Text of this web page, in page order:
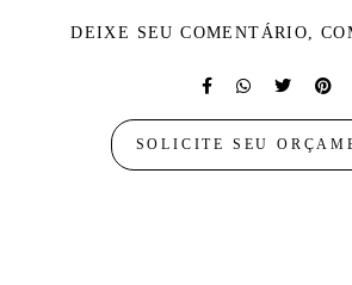
DEIXE SEU COMENTÁRIO,
SOLICITE SEU